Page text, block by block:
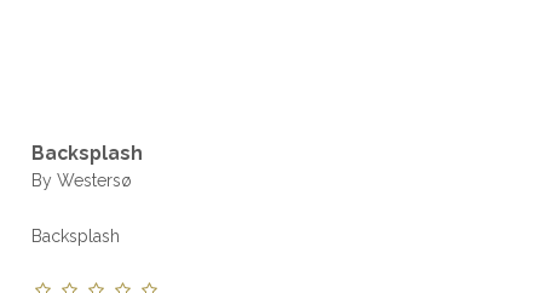
Backsplash
By Westersø
Backsplash